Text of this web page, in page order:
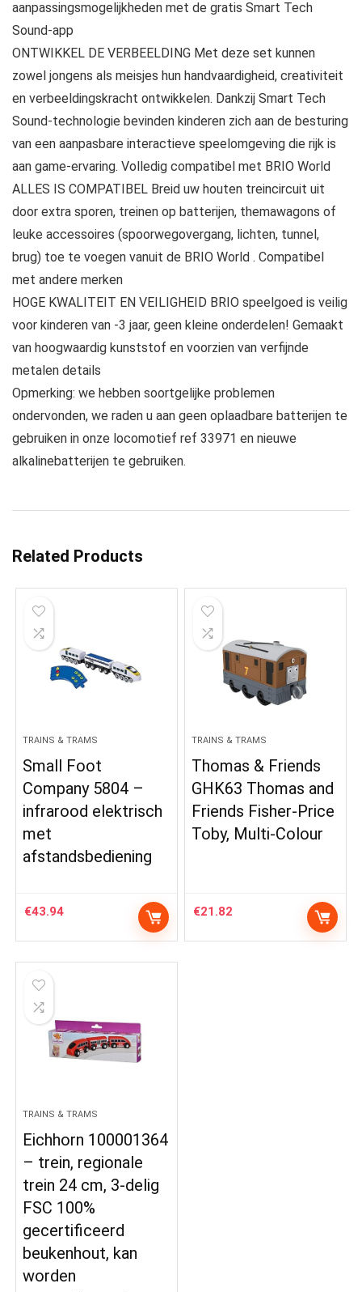
aanpassingsmogelijkheden met de gratis Smart Tech
Sound-app
ONTWIKKEL DE VERBEELDING Met deze set kunnen
zowel jongens als meisjes hun handvaardigheid, creativiteit
en verbeeldingskracht ontwikkelen. Dankzij Smart Tech
Sound-technologie bevinden kinderen zich aan de besturing
van een aanpasbare interactieve speelomgeving die rijk is
aan game-ervaring. Volledig compatibel met BRIO World
ALLES IS COMPATIBEL Breid uw houten treincircuit uit
door extra sporen, treinen op batterijen, themawagons of
leuke accessoires (spoorwegovergang, lichten, tunnel,
brug) toe te voegen vanuit de BRIO World . Compatibel
met andere merken
HOGE KWALITEIT EN VEILIGHEID BRIO speelgoed is veilig
voor kinderen van -3 jaar, geen kleine onderdelen! Gemaakt
van hoogwaardig kunststof en voorzien van verfijnde
metalen details
Opmerking: we hebben soortgelijke problemen
ondervonden, we raden u aan geen oplaadbare batterijen te
gebruiken in onze locomotief ref 33971 en nieuwe
alkalinebatterijen te gebruiken.
Related Products
TRAINS & TRAMS
Small Foot
Company 5804 –
infrarood elektrisch
met
afstandsbediening
€43.94
TRAINS & TRAMS
Thomas & Friends
GHK63 Thomas and
Friends Fisher-Price
Toby, Multi-Colour
€21.82
TRAINS & TRAMS
Eichhorn 100001364
– trein, regionale
trein 24 cm, 3-delig
FSC 100%
gecertificeerd
beukenhout, kan
worden